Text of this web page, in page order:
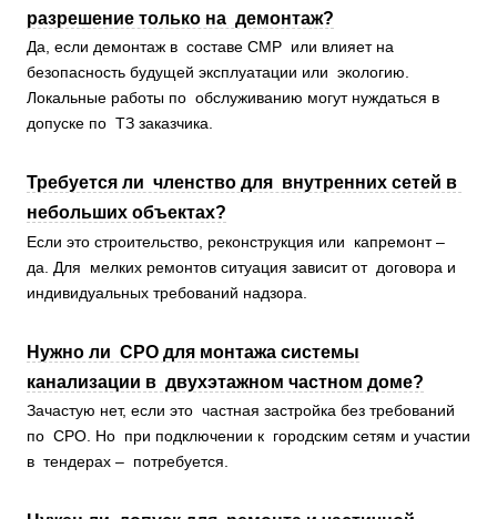
разрешение только на демонтаж?
Да, если демонтаж в составе СМР или влияет на
безопасность будущей эксплуатации или экологию.
Локальные работы по обслуживанию могут нуждаться в
допуске по ТЗ заказчика.
Требуется ли членство для внутренних сетей в
небольших объектах?
Если это строительство, реконструкция или капремонт –
да. Для мелких ремонтов ситуация зависит от договора и
индивидуальных требований надзора.
Нужно ли СРО для монтажа системы
канализации в двухэтажном частном доме?
Зачастую нет, если это частная застройка без требований
по СРО. Но при подключении к городским сетям и участии
в тендерах – потребуется.